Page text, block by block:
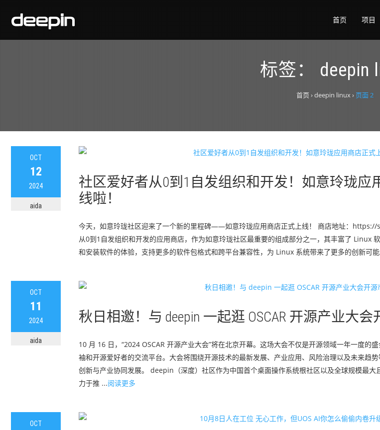
首页 项目
标签：deepin
首页›deepin linux›页面 2
OCT
12
2024
aida
社区爱好者从0到1自发组织和开发！如意玲珑应
线啦！
今天，如意玲珑社区迎来了一个新的里程碑——如意玲珑应用商店正式上线！ 商店地址：
从0到1自发组织和开发的应用商店，作为如意玲珑社区最重要的组成部分之一，其丰富了 Linux
和安装软件的体验，支持更多的软件包格式和跨平台兼容性，为 Linux 系统带来了更多的创新可
OCT
11
2024
aida
秋日相邀！与 deepin 一起逛 OSCAR 开源产业大
10 月 16 日，“2024 OSCAR 开源产业大会”将在北京开幕。这场大会不仅是开源领域一年一度的
袖和开源爱好者的交流平台。大会将围绕开源技术的最新发展、产业应用、风险治理以及未来趋
创新与产业协同发展。 deepin（深度）社区作为中国首个桌面操作系统根社区以及全球规模最大
力于推 ...阅读更多
OCT